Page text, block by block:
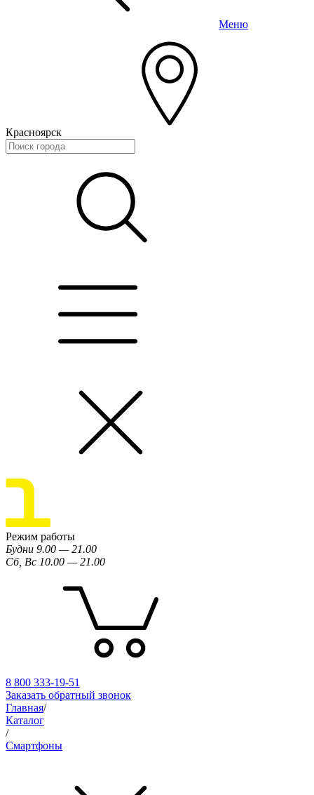
Меню
Красноярск
Режим работы
Будни 9.00 — 21.00
Сб, Вс 10.00 — 21.00
8 800 333-19-51
Заказать обратный звонок
Главная/
Каталог
/
Смартфоны